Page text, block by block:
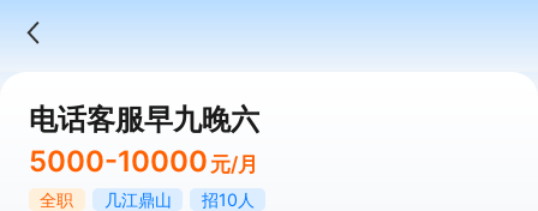
电话客服早九晚六
5000-10000 元/月
全职 几江鼎山
招10人